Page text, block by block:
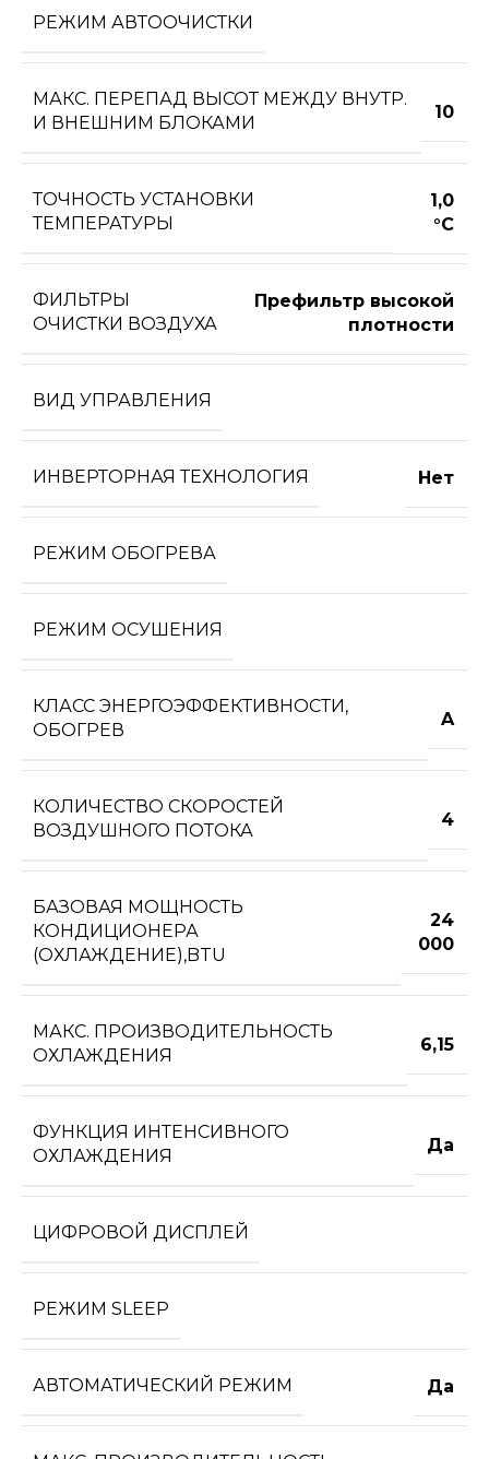
РЕЖИМ АВТООЧИСТКИ
МАКС. ПЕРЕПАД ВЫСОТ МЕЖДУ ВНУТР.
И ВНЕШНИМ БЛОКАМИ
10
ТОЧНОСТЬ УСТАНОВКИ
ТЕМПЕРАТУРЫ
1,0
°С
ФИЛЬТРЫ
ОЧИСТКИ ВОЗДУХА
Префильтр высокой
плотности
ВИД УПРАВЛЕНИЯ
ИНВЕРТОРНАЯ ТЕХНОЛОГИЯ Нет
РЕЖИМ ОБОГРЕВА
РЕЖИМ ОСУШЕНИЯ
КЛАСС ЭНЕРГОЭФФЕКТИВНОСТИ,
ОБОГРЕВ
A
КОЛИЧЕСТВО СКОРОСТЕЙ
ВОЗДУШНОГО ПОТОКА
4
БАЗОВАЯ МОЩНОСТЬ
КОНДИЦИОНЕРА
(ОХЛАЖДЕНИЕ),BTU
24
000
МАКС. ПРОИЗВОДИТЕЛЬНОСТЬ
ОХЛАЖДЕНИЯ
6,15
ФУНКЦИЯ ИНТЕНСИВНОГО
ОХЛАЖДЕНИЯ
Да
ЦИФРОВОЙ ДИСПЛЕЙ
РЕЖИМ SLEEP
АВТОМАТИЧЕСКИЙ РЕЖИМ Да